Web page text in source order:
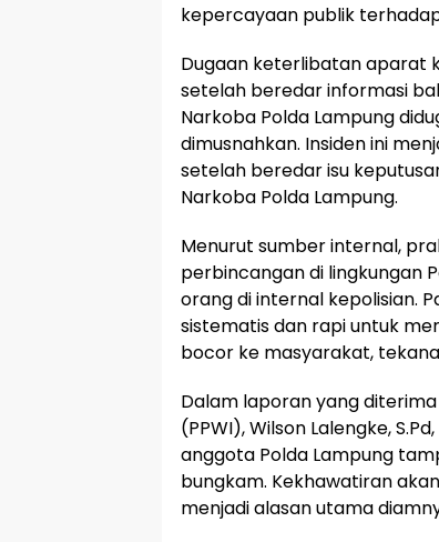
kepercayaan publik
Dugaan keterlibatan aparat
setelah beredar informasi
Narkoba Polda Lampung
dimusnahkan. Insiden ini
setelah beredar isu
Narkoba Polda Lampung.
Menurut sumber internal,
perbincangan di lingkungan
orang di internal kepolisian.
sistematis dan rapi untuk
bocor ke masyarakat,
Dalam laporan yang
(PPWI), Wilson Lalengke,
anggota Polda Lampung
bungkam. Kekhawatiran
menjadi alasan utama